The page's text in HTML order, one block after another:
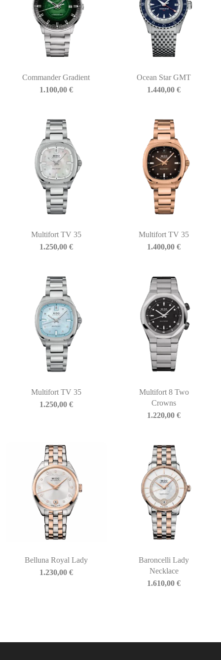
Commander Gradient
1.100,00 €
Ocean Star GMT
1.440,00€
Multifort TV 35
1.250,00 €
Multifort TV 35
1.400,00€
Multifort TV 35
1.250,00 €
Multifort 8 Two
Crowns
1.220,00€
Belluna Royal Lady
1.230,00 €
Baroncelli Lady
Necklace
1.610,00€